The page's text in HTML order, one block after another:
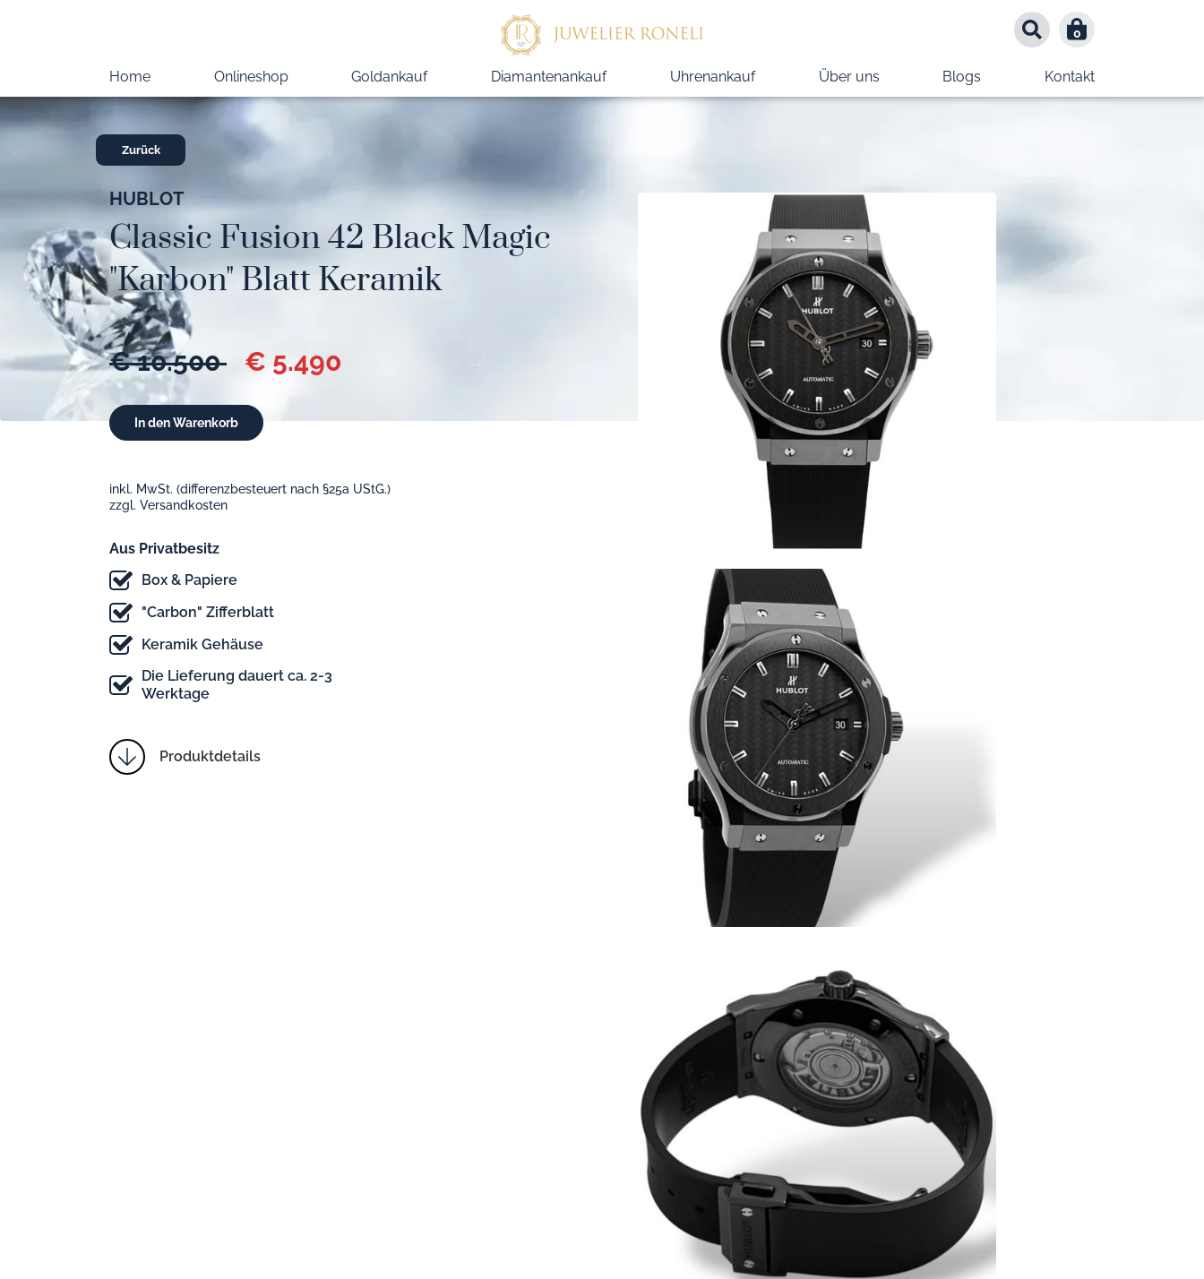
0
Home Onlineshop Goldankauf Diamantenankauf Uhrenankauf Über uns Blogs Kontakt
Zurück
HUBLOT
Classic Fusion 42 Black Magic
"Karbon" Blatt Keramik
€ 10.500 € 5.490
inkl. MwSt. (differenzbesteuert nach §25a UStG.)
zzgl. Versandkosten
Aus Privatbesitz
Box & Papiere
"Carbon" Zifferblatt
Keramik Gehäuse
Die Lieferung dauert ca. 2-3
Werktage
Produktdetails